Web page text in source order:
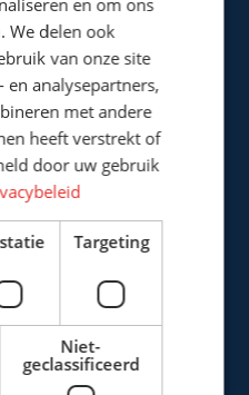
BV
16
Rijen
226472
72 (Nederlands)
en om ons
We delen ook
van onze site
en analysepartners,
met andere
heeft verstrekt of
door uw gebruik
Targeting
Niet-
geclassificeerd